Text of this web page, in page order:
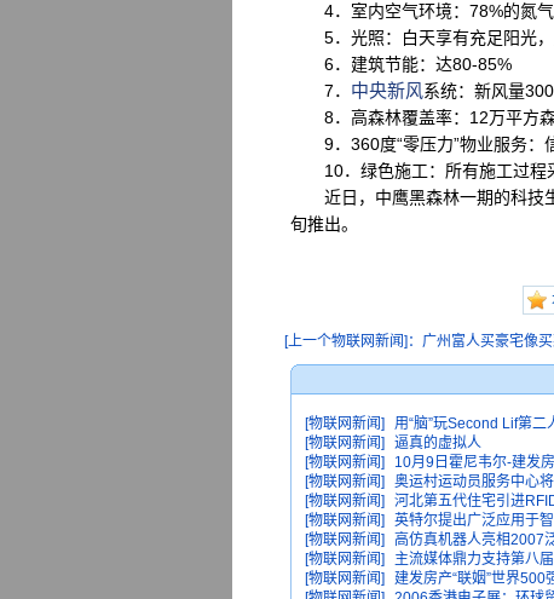
4．室内空气环境：78%的氮气
5．光照：白天享有充足阳光，
6．建筑节能：达80-85%
7． 中央新风系统：新风量
8．高森林覆盖率：12万平方森
9．360度“零压力”物业服务：
10．绿色施工：所有施工过程采
近日，中鹰黑森林一期的科技生
旬推出。
[上一个物联网新闻]：广州富人买豪宅像
[物联网新闻]
用“脑”玩Second Lif第二
[物联网新闻]
逼真的虚拟人
[物联网新闻]
10月9日霍尼韦尔-建发
[物联网新闻]
奥运村运动员服务中心
[物联网新闻]
河北第五代住宅引进
[物联网新闻]
英特尔提出广泛应用于
[物联网新闻]
高仿真机器人亮相2007
[物联网新闻]
主流媒体鼎力支持第八
[物联网新闻]
建发房产“联姻”世界500